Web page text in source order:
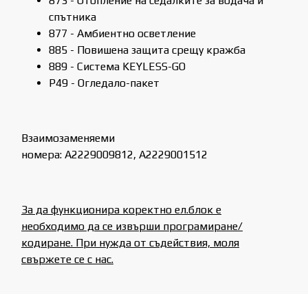
спътника
877 - Амбиентно осветление
885 - Повишена защита срещу кражба
889 - Система KEYLESS-GO
P49 - Огледало-пакет
Взаимозаменяеми
номера: A2229009812, A2229001512
За да функционира коректно ел.блок е
необходимо да се извърши програмиране/
кодиране. При нужда от съдействия, моля
свържете се с нас.